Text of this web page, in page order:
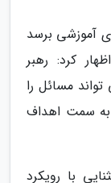
آموزشی برسد
کرد: رهبر
مسائل را
به سمت اهداف
با رویکرد